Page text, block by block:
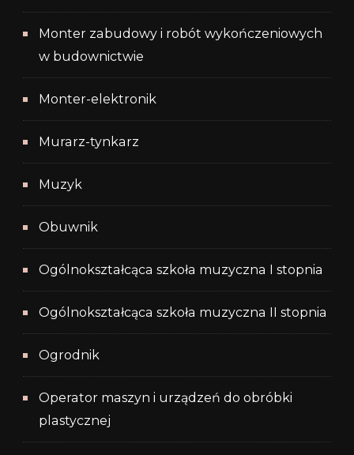
Monter zabudowy i robót wykończeniowych
w budownictwie
Monter-elektronik
Murarz-tynkarz
Muzyk
Obuwnik
Ogólnokształcąca szkoła muzyczna I stopnia
Ogólnokształcąca szkoła muzyczna II stopnia
Ogrodnik
Operator maszyn i urządzeń do obróbki
plastycznej